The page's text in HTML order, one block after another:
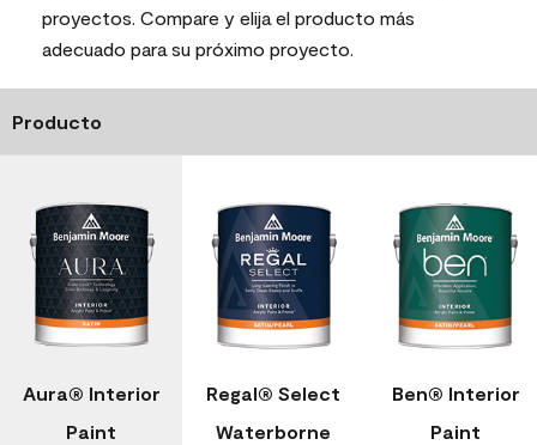
proyectos. Compare y elija el producto más
adecuado para su próximo proyecto.
Producto
Aura® Interior
Paint
Regal® Select
Waterborne
Ben® Interior
Paint